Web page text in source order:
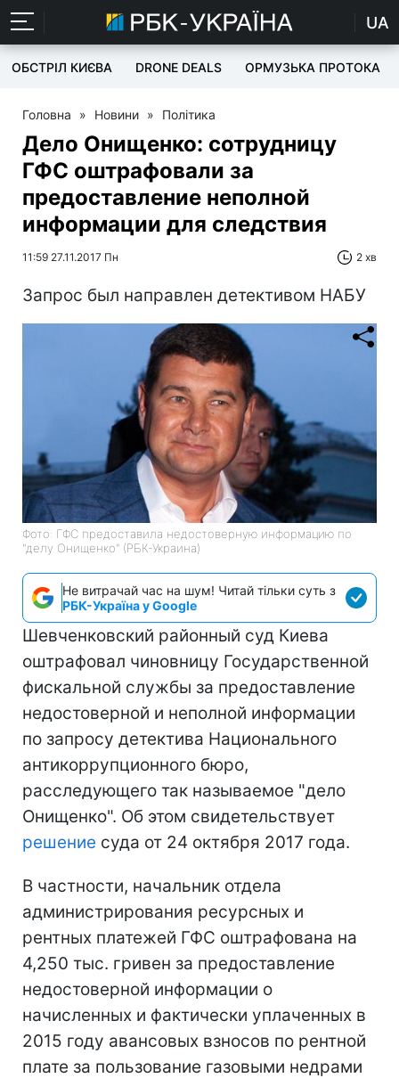
UA
ОБСТРІЛ КИЄВА DRONE DEALS ОРМУЗЬКА ПРОТОКА
Головна » Новини » Політика
Дело Онищенко: сотрудницу
ГФС оштрафовали за
предоставление неполной
информации для следствия
11:59 27.11.2017 Пн 2 хв
Запрос был направлен детективом НАБУ
Фото: ГФС предоставила недостоверную информацию по
"делу Онищенко" (РБК-Украина)
Не витрачай час на шум! Читай тільки суть з
РБК-Україна у Google
Шевченковский районный суд Киева
оштрафовал чиновницу Государственной
фискальной службы за предоставление
недостоверной и неполной информации
по запросу детектива Национального
антикоррупционного бюро,
расследующего так называемое "дело
Онищенко". Об этом свидетельствует
решение суда от 24 октября 2017 года.
В частности, начальник отдела
администрирования ресурсных и
рентных платежей ГФС оштрафована на
4,250 тыс. гривен за предоставление
недостоверной информации о
начисленных и фактически уплаченных в
2015 году авансовых взносов по рентной
плате за пользование газовыми недрами